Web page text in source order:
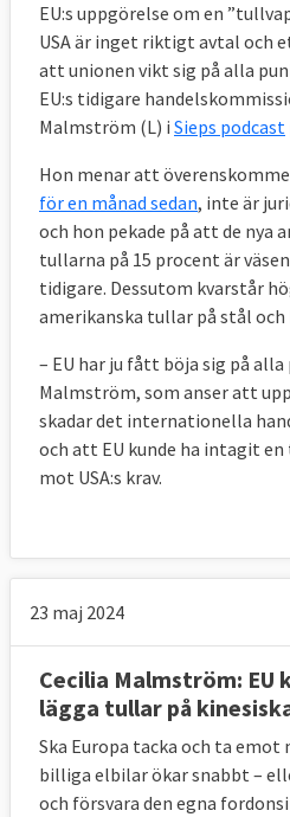
EU:s uppgörelse om en
USA är inget riktigt avtal och
att unionen vikt sig på alla
EU:s tidigare
Malmström (L) i Sieps podcast
Hon menar att
för en månad sedan, inte är
och hon pekade på att de nya
tullarna på 15 procent är
tidigare. Dessutom kvarstår
amerikanska tullar på stål och
– EU har ju fått böja sig på alla
Malmström, som anser att
skadar det internationella
och att EU kunde ha intagit
mot USA:s krav.
23 maj 2024
Cecilia Malmström: EU
lägga tullar på
Ska Europa tacka och ta emot
billiga elbilar ökar snabbt –
och försvara den egna